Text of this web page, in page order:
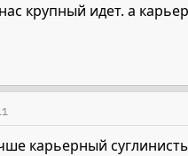
крупный идет. а
карьерный